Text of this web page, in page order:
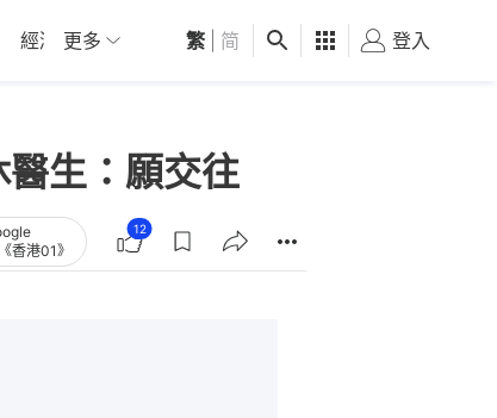
經濟 01深圳 觀點 健康 好食玩飛
更多 繁 简 登入
生：願交往
香港01》
12